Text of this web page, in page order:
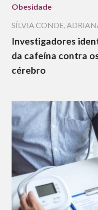
Obesidade
SÍLVIA CONDE,
Investigadores
da cafeína contra
cérebro